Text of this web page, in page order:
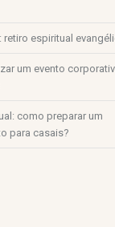
retiro espiritual
um evento
como preparar um
para casais?